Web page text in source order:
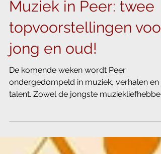
Muziek in Peer: twee
topvoorstellingen voor
jong en oud!
De komende weken wordt Peer
ondergedompeld in muziek, verhalen en
voor twee bijzondere evenementen van
Koninklijke Harmonie van Peer. 01/03: